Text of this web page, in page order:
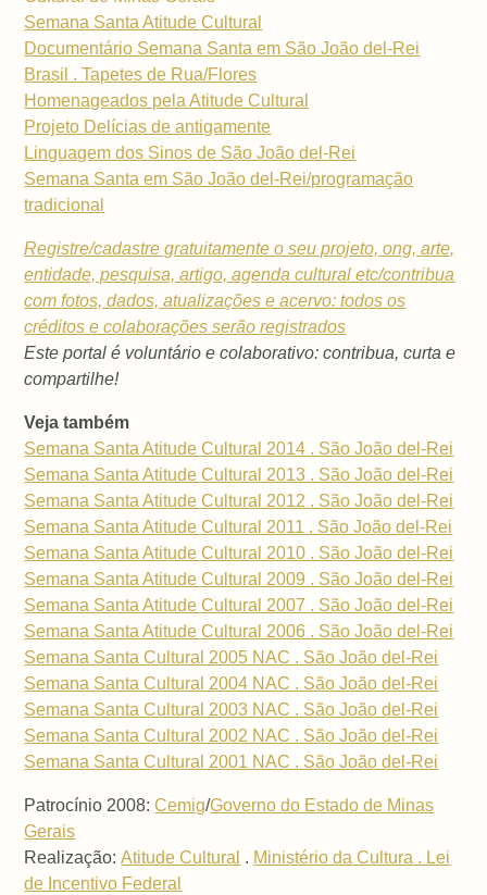
Semana Santa Atitude Cultural
Documentário Semana Santa em São João del-Rei
Brasil . Tapetes de Rua/Flores
Homenageados pela Atitude Cultural
Projeto Delícias de antigamente
Linguagem dos Sinos de São João del-Rei
Semana Santa em São João del-Rei/programação
tradicional
Registre/cadastre gratuitamente o seu projeto, ong, arte,
entidade, pesquisa, artigo, agenda cultural etc/contribua
com fotos, dados, atualizações e acervo: todos os
créditos e colaborações serão registrados
Este portal é voluntário e colaborativo: contribua, curta e
compartilhe!
Veja também
Semana Santa Atitude Cultural 2014 . São João del-Rei
Semana Santa Atitude Cultural 2013 . São João del-Rei
Semana Santa Atitude Cultural 2012 . São João del-Rei
Semana Santa Atitude Cultural 2011 . São João del-Rei
Semana Santa Atitude Cultural 2010 . São João del-Rei
Semana Santa Atitude Cultural 2009 . São João del-Rei
Semana Santa Atitude Cultural 2007 . São João del-Rei
Semana Santa Atitude Cultural 2006 . São João del-Rei
Semana Santa Cultural 2005 NAC . São João del-Rei
Semana Santa Cultural 2004 NAC . São João del-Rei
Semana Santa Cultural 2003 NAC . São João del-Rei
Semana Santa Cultural 2002 NAC . São João del-Rei
Semana Santa Cultural 2001 NAC . São João del-Rei
Patrocínio 2008:Cemig/Governo do Estado de Minas
Gerais
Realização:Atitude Cultural . Ministério da Cultura . Lei
de Incentivo Federal